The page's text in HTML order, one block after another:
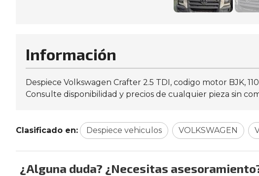
Información
Despiece Volkswagen Crafter 2.5 TDI, codigo motor BJK,
Consulte disponibilidad y precios de cualquier pieza sin
Clasificado en: Despiece vehiculos VOLKSWAGEN
¿Alguna duda? ¿Necesitas